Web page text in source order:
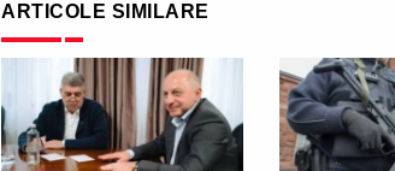
ARTICOLE SIMILARE